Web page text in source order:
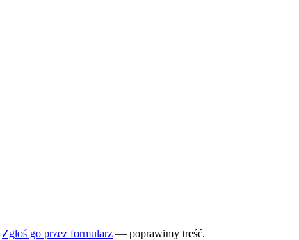
Zgłoś go przez formularz — poprawimy treść.